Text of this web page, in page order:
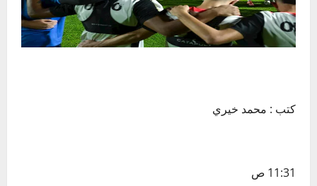
كتب : محمد خيري
11:31 ص